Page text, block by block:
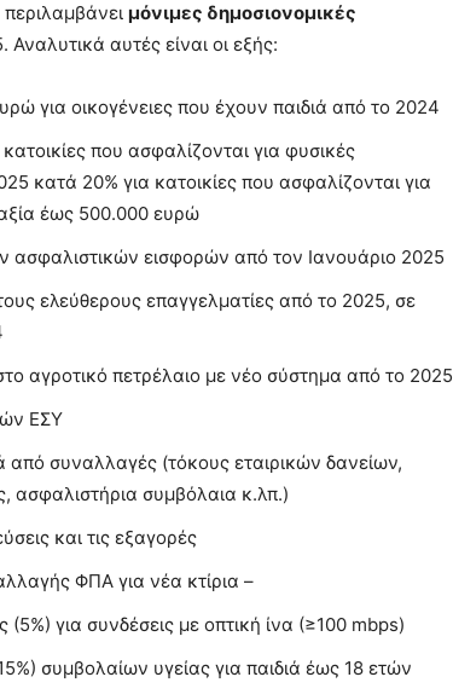
μόνιμες δημοσιονομικές
αυτές είναι οι εξής:
για οικογένειες που έχουν παιδιά από το 2024
που ασφαλίζονται για φυσικές
κατά 20% για κατοικίες που ασφαλίζονται για
έως 500.000 ευρώ
ασφαλιστικών εισφορών από τον Ιανουάριο 2025
ελεύθερους επαγγελματίες από το 2025, σε
αγροτικό πετρέλαιο με νέο σύστημα από το 2025
ΕΣΥ
συναλλαγές (τόκους εταιρικών δανείων,
ασφαλιστήρια συμβόλαια κ.λπ.)
και τις εξαγορές
ΦΠΑ για νέα κτίρια –
για συνδέσεις με οπτική ίνα (≥100 mbps)
συμβολαίων υγείας για παιδιά έως 18 ετών